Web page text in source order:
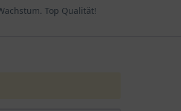
können die Blätter absterben. Eine
Top Qualität!